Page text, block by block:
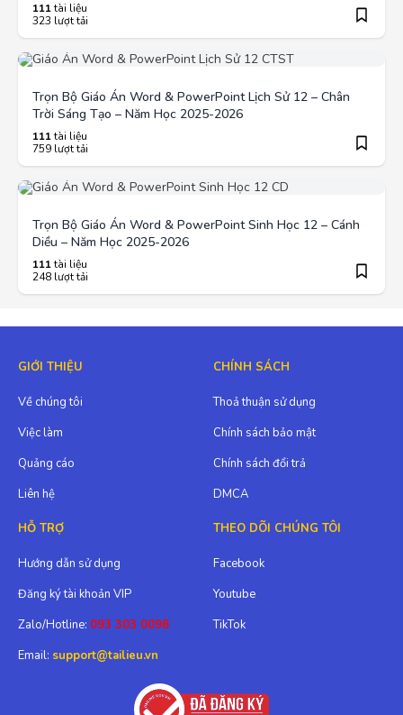
111tài liệu
323 lượt tải
Trọn Bộ Giáo Án Word & PowerPoint Lịch Sử 12 – Chân
Trời Sáng Tạo – Năm Học 2025-2026
111tài liệu
759 lượt tải
Trọn Bộ Giáo Án Word & PowerPoint Sinh Học 12 – Cánh
Diều – Năm Học 2025-2026
111tài liệu
248 lượt tải
GIỚI THIỆU
Về chúng tôi
Việc làm
Quảng cáo
Liên hệ
CHÍNH SÁCH
Thoả thuận sử dụng
Chính sách bảo mật
Chính sách đổi trả
DMCA
HỖ TRỢ
Hướng dẫn sử dụng
Đăng ký tài khoản VIP
Zalo/Hotline: 093 303 0098
Email: support@tailieu.vn
THEO DÕI CHÚNG TÔI
Facebook
Youtube
TikTok